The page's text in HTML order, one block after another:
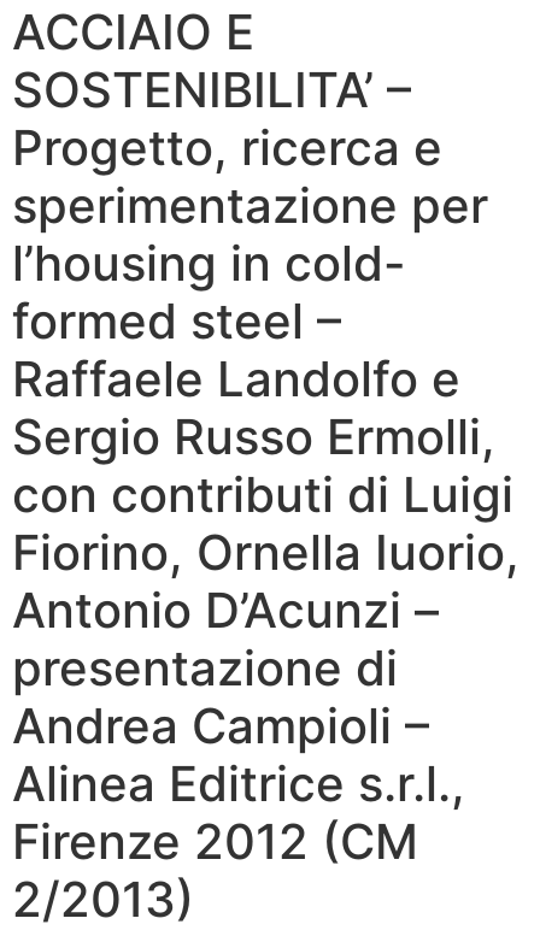
ACCIAIO E
SOSTENIBILITA’ –
Progetto, ricerca e
sperimentazione per
l’housing in cold-
formed steel –
Raffaele Landolfo e
Sergio Russo Ermolli,
con contributi di Luigi
Fiorino, Ornella Iuorio,
Antonio D’Acunzi –
presentazione di
Andrea Campioli –
Alinea Editrice s.r.l.,
Firenze 2012 (CM
2/2013)